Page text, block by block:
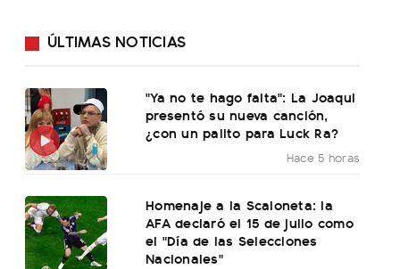
ÚLTIMAS NOTICIAS
"Ya no te hago falta": La Joaqui
presentó su nueva canción,
¿con un palito para Luck Ra?
Hace 5 horas
Homenaje a la Scaloneta: la
AFA declaró el 15 de julio como
el "Día de las Selecciones
Nacionales"